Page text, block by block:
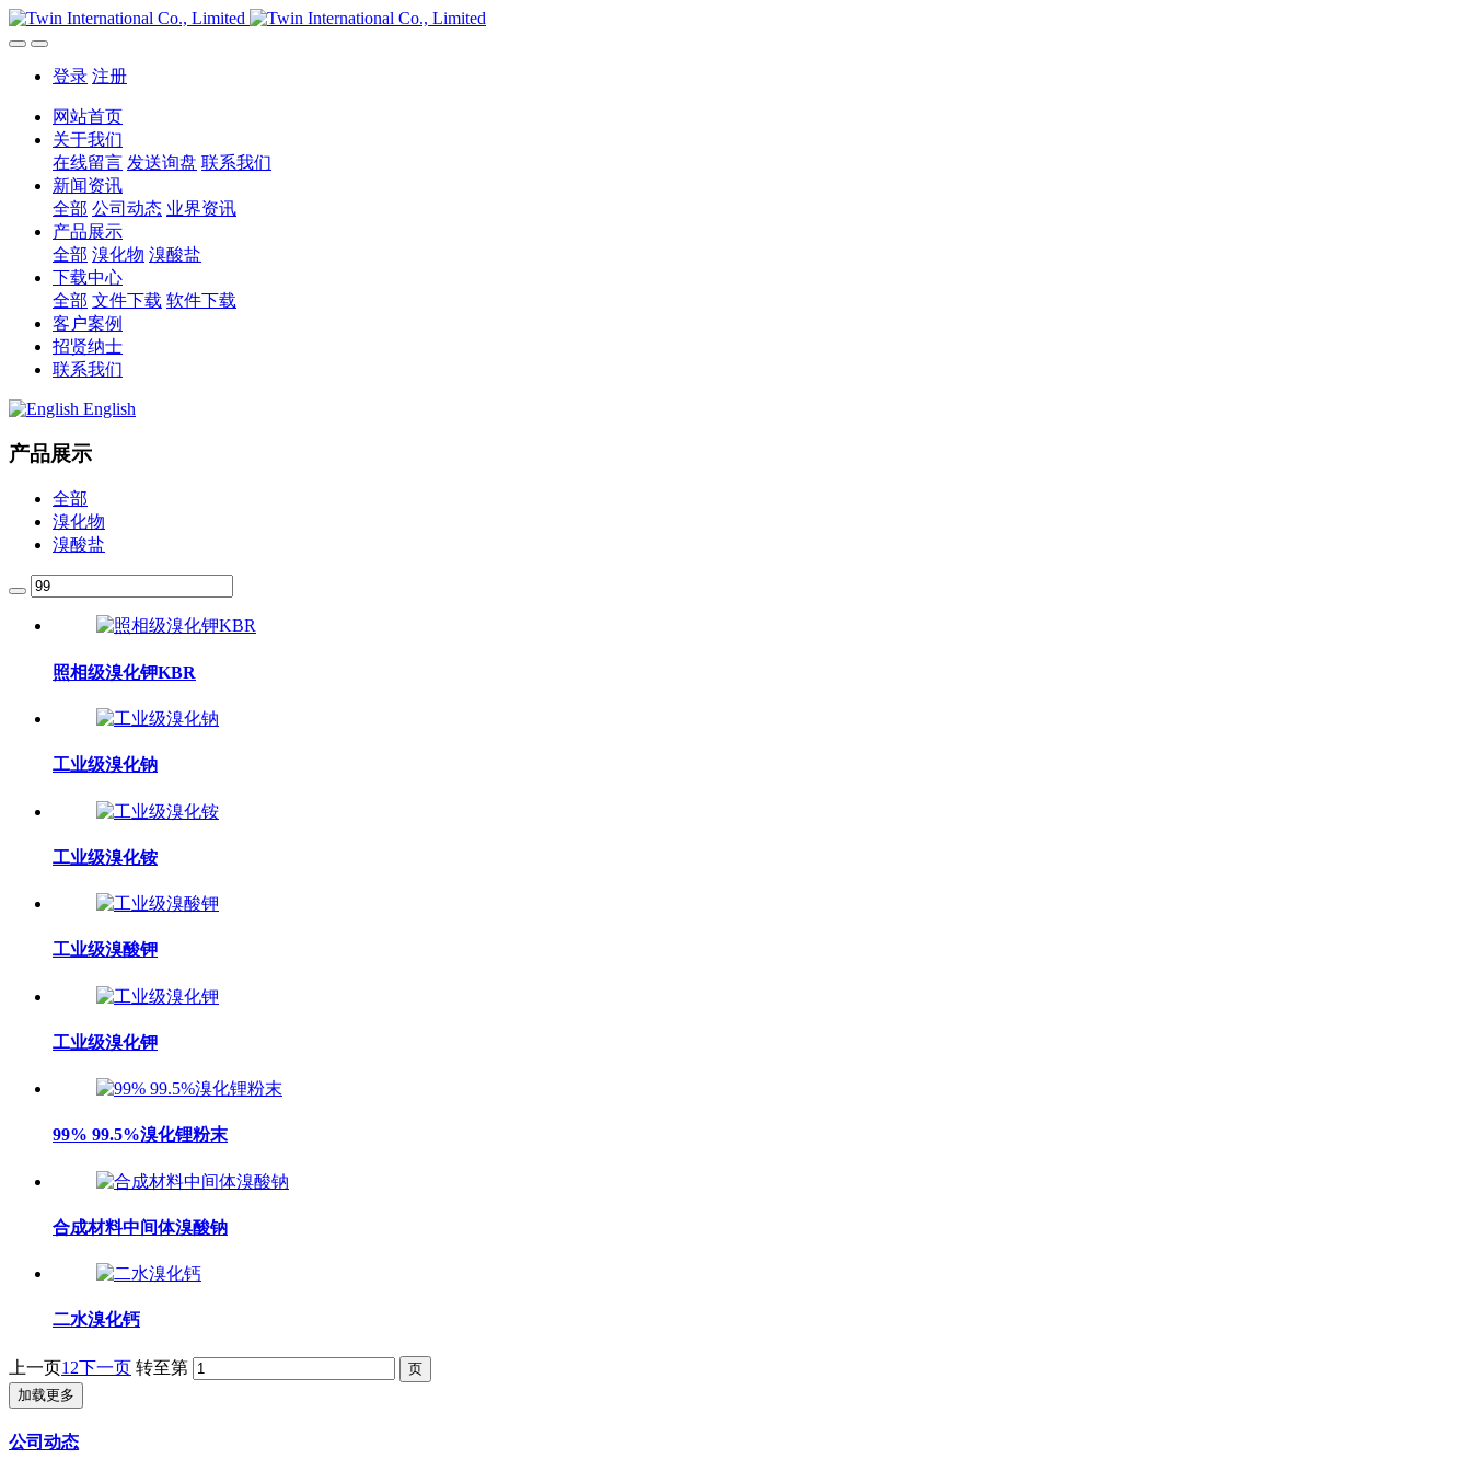
登录 注册
网站首页
关于我们
在线留言 发送询盘 联系我们
新闻资讯
全部 公司动态 业界资讯
产品展示
全部 溴化物 溴酸盐
下载中心
全部 文件下载 软件下载
客户案例
招贤纳士
联系我们
English
产品展示
全部
溴化物
溴酸盐
照相级溴化钾KBR
工业级溴化钠
工业级溴化铵
工业级溴酸钾
工业级溴化钾
99% 99.5%溴化锂粉末
合成材料中间体溴酸钠
二水溴化钙
上一页1 2下一页 转至第
加载更多
公司动态